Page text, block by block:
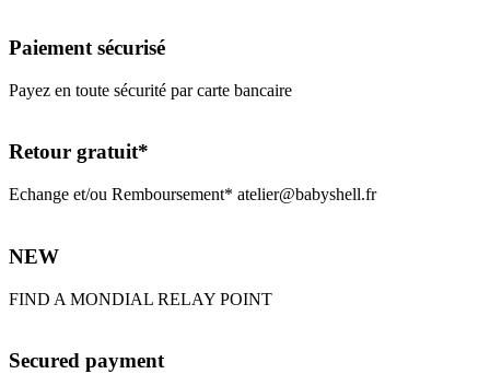
Paiement sécurisé
Payez en toute sécurité par carte bancaire
Retour gratuit*
Echange et/ou Remboursement* atelier@babyshell.fr
NEW
FIND A MONDIAL RELAY POINT
Secured payment